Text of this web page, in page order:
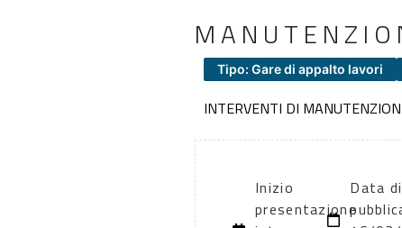
Tipo: Gare di appalto lavori
INTERVENTI DI
Inizio
presentazione
Data di